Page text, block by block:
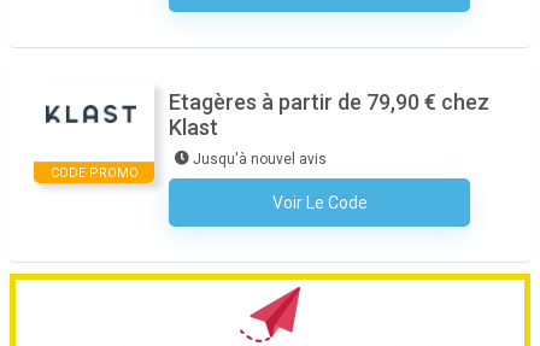
CODE PROMO
Etagères à partir de 79,90 € chez
Klast
Jusqu'à nouvel avis
Voir Le Code
Aucun Code N'est Nécessaire